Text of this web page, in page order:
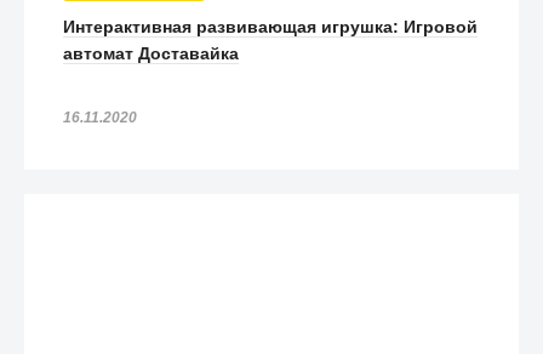
Интерактивная развивающая игрушка: Игровой
автомат Доставайка
16.11.2020